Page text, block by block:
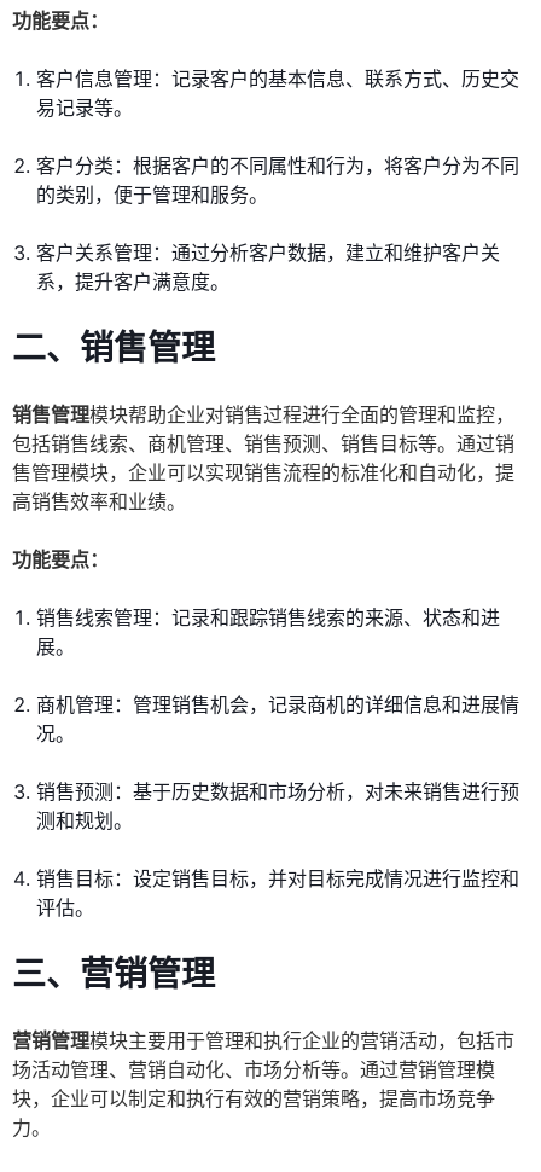
功能要点：
客户信息管理：记录客户的基本信息、联系方式、历史交
易记录等。
客户分类：根据客户的不同属性和行为，将客户分为不同
的类别，便于管理和服务。
客户关系管理：通过分析客户数据，建立和维护客户关
系，提升客户满意度。
二、销售管理
销售管理模块帮助企业对销售过程进行全面的管理和监控，
包括销售线索、商机管理、销售预测、销售目标等。通过销
售管理模块，企业可以实现销售流程的标准化和自动化，提
高销售效率和业绩。
功能要点：
销售线索管理：记录和跟踪销售线索的来源、状态和进
展。
商机管理：管理销售机会，记录商机的详细信息和进展情
况。
销售预测：基于历史数据和市场分析，对未来销售进行预
测和规划。
销售目标：设定销售目标，并对目标完成情况进行监控和
评估。
三、营销管理
营销管理模块主要用于管理和执行企业的营销活动，包括市
场活动管理、营销自动化、市场分析等。通过营销管理模
块，企业可以制定和执行有效的营销策略，提高市场竞争
力。